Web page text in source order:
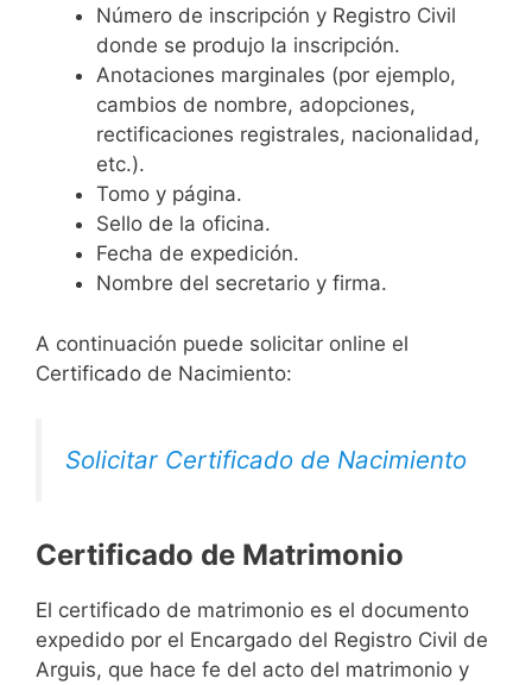
Número de inscripción y Registro Civil
donde se produjo la inscripción.
Anotaciones marginales (por ejemplo,
cambios de nombre, adopciones,
rectificaciones registrales, nacionalidad,
etc.).
Tomo y página.
Sello de la oficina.
Fecha de expedición.
Nombre del secretario y firma.
A continuación puede solicitar online el
Certificado de Nacimiento:
Solicitar Certificado de Nacimiento
Certificado de Matrimonio
El certificado de matrimonio es el documento
expedido por el Encargado del Registro Civil de
Arguis, que hace fe del acto del matrimonio y